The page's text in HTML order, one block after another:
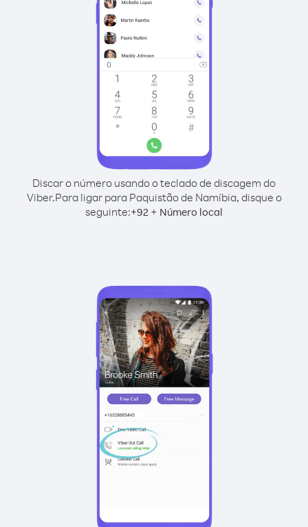
Discar o número usando o teclado de discagem do
Viber.Para ligar para Paquistão de Namíbia, disque o
seguinte:+92 + Número local